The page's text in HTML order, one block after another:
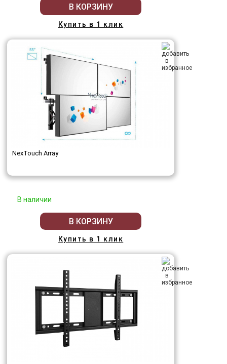
В КОРЗИНУ
Купить в 1 клик
NexTouch Array
В наличии
В КОРЗИНУ
Купить в 1 клик